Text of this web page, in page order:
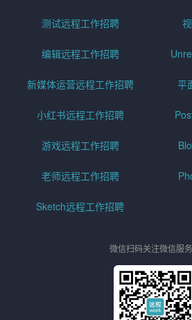
测试远程工作招聘
编辑远程工作招聘
新媒体运营远程工作招聘 平
小红书远程工作招聘
游戏远程工作招聘
老师远程工作招聘
Sketch远程工作招聘
微信扫码关注微信服